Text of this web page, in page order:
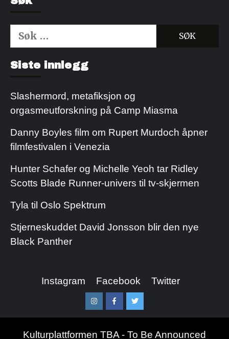
Søk
etter:
Siste innlegg
Slashermord, metafiksjon og
orgasmeutforskning på Camp Miasma
Danny Boyles film om Rupert Murdoch åpner
filmfestivalen i Venezia
Hunter Schafer og Michelle Yeoh tar Ridley
Scotts Blade Runner-univers til tv-skjermen
Tyla til Oslo Spektrum
Stjerneskuddet David Jonsson blir den nye
Black Panther
Instagram Facebook Twitter
InstagramFacebookTwitter
Kulturplattformen TBA - To Be Announced